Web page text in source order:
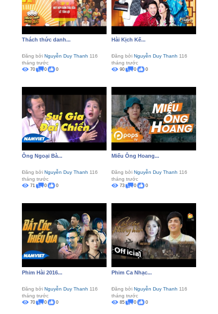
Thách thức danh...
Đăng bởi Nguyễn Duy Thanh 116
tháng trước
70 0 0
Hài Kịch Kế...
Đăng bởi Nguyễn Duy Thanh 116
tháng trước
90 0 0
Ông Ngoại Bà...
Đăng bởi Nguyễn Duy Thanh 116
tháng trước
71 0 0
Miếu Ông Hoang...
Đăng bởi Nguyễn Duy Thanh 116
tháng trước
73 0 0
Phim Hài 2016...
Đăng bởi Nguyễn Duy Thanh 116
tháng trước
70 0 0
Phim Ca Nhạc...
Đăng bởi Nguyễn Duy Thanh 116
tháng trước
85 0 0